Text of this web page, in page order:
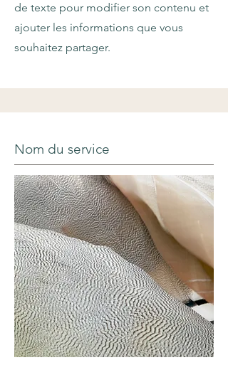
de texte pour modifier son contenu et
ajouter les informations que vous
souhaitez partager.
Nom du service